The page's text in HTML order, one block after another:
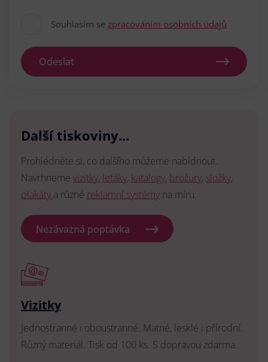
Souhlasím se zpracováním osobních údajů
Odeslat
Další tiskoviny...
Prohlédněte si, co dalšího můžeme nabídnout.
Navrhneme vizitky, letáky, katalogy, brožury, složky,
plakáty a různé reklamní systémy na míru.
Nezávazná poptávka
Vizitky
Jednostranné i oboustranné. Matné, lesklé i přírodní.
Různý materiál. Tisk od 100 ks. S dopravou zdarma.